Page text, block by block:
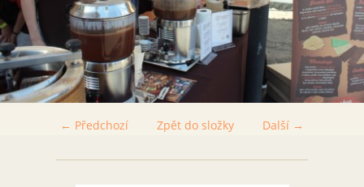
← Předchozí Další →
Zpět do složky